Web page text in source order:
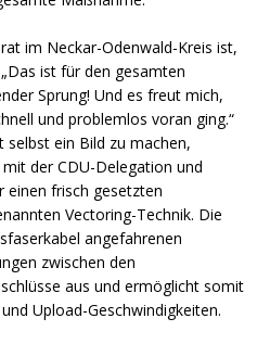
im Neckar-Odenwald-Kreis ist,
ist für den gesamten
Sprung! Und es freut mich,
und problemlos voran ging.“
ein Bild zu machen,
der CDU-Delegation und
einen frisch gesetzten
Vectoring-Technik. Die
angefahrenen
zwischen den
aus und ermöglicht somit
Upload-Geschwindigkeiten.